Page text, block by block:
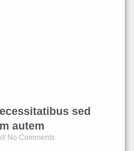
sed
autem
No Comments